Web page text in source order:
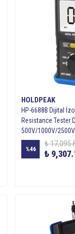
HOLDPEAK
HP-6688B Dijital
Resistance Tester
500V/1000V/
%46
₺
₺